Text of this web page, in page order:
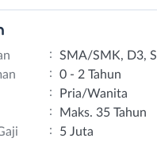
:
SMA/SMK, D3,
:
0 - 2 Tahun
:
Pria/Wanita
:
Maks. 35 Tahun
:
5 Juta